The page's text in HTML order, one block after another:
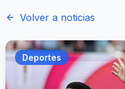
Volver a noticias
Deportes